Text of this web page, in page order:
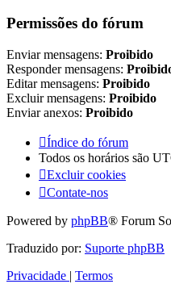
Permissões do fórum
Enviar mensagens: Proibido
Responder mensagens:
Editar mensagens: Proibido
Excluir mensagens: Proibido
Enviar anexos: Proibido
Índice do fórum
Todos os horários são
Excluir cookies
Contate-nos
Powered by phpBB® Forum
Traduzido por: Suporte phpBB
Privacidade | Termos